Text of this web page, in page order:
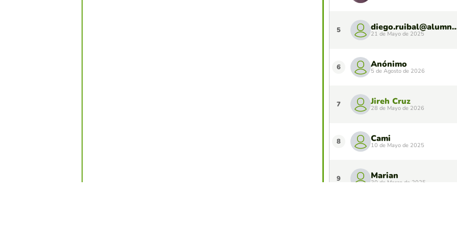
5 21 de Mayo de 2025
6 Anónimo
5 de Agosto de 2026
7 Jireh Cruz
28 de Mayo de 2026
8 Cami
10 de Mayo de 2025
9 Marian
30 de Marzo de 2025